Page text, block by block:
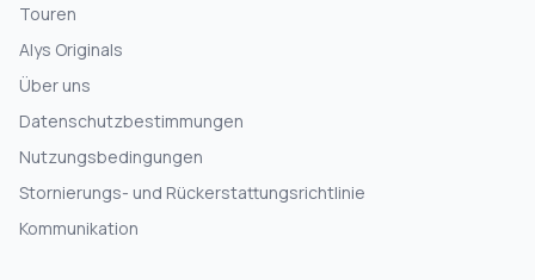
Touren
Alys Originals
Über uns
Datenschutzbestimmungen
Nutzungsbedingungen
Stornierungs- und Rückerstattungsrichtlinie
Kommunikation